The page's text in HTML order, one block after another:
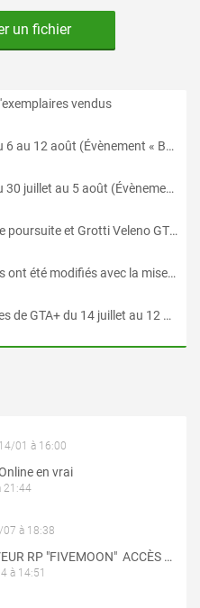
un fichier
vendus
GTA Online : Détails des bonus du 6 au 12 août (Évènement « Braquages de l'été » - Suite et fin)
GTA Online : Détails des bonus du 30 juillet au 5 août (Évènement « Braquages d'été »)
GTA Online : Les Pegassi Ignus de poursuite et Grotti Veleno GT sont maintenant disponibles
GTA Online : Les gains des casses ont été modifiés avec la mise à jour « Le Braquage du Kortz Center »
GTA Online : Détails des avantages de GTA+ du 14 juillet au 12 août
01 à 16:00
en vrai
21:44
à 18:38
GTA RP : ? OUVERTURE DU SERVEUR RP "FIVEMOON"  ACCÈS LIBRE ?
à 14:51